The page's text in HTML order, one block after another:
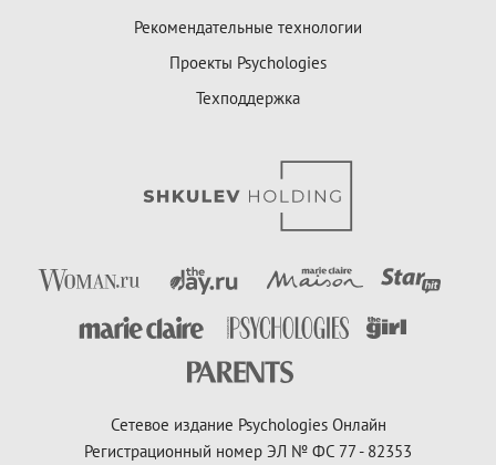
Рекомендательные технологии
Проекты Psychologies
Техподдержка
Сетевое издание Psychologies Онлайн
Регистрационный номер ЭЛ № ФС 77 - 82353